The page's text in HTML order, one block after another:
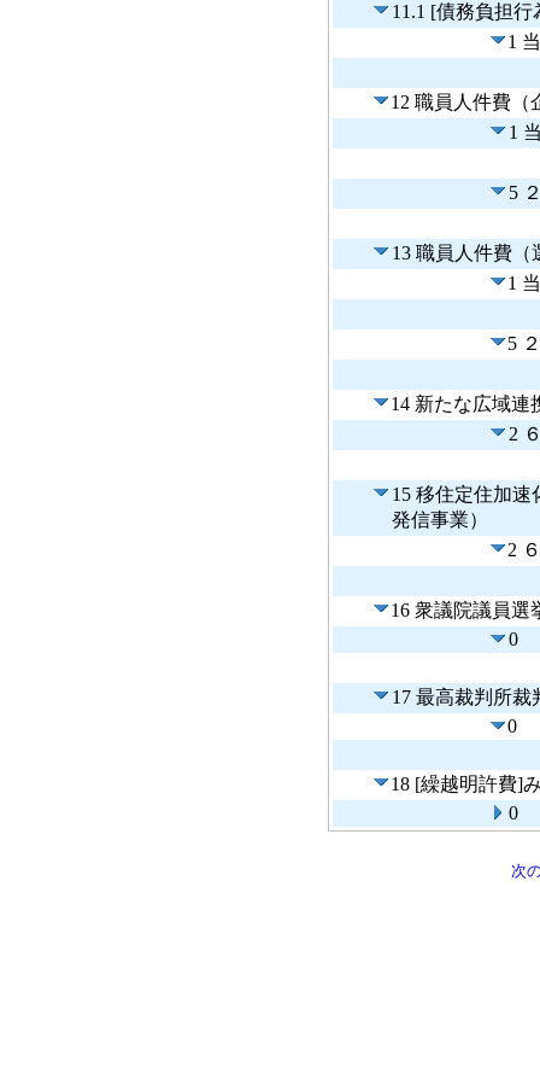
11.1 [債務負担
1
12 職員人件費（
1
5
13 職員人件費
1
5
14 新たな広域連
2
15 移住定住加
発信事業）
2
16 衆議院議員選
0
17 最高裁判所裁
0
18 [繰越明許費]
0
次